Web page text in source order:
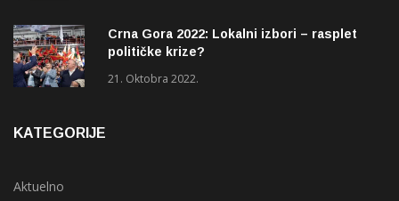
Crna Gora 2022: Lokalni izbori – rasplet
političke krize?
21. Oktobra 2022.
KATEGORIJE
Aktuelno